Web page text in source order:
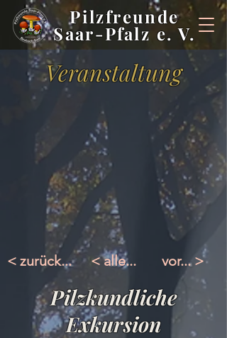
Pilzfreunde
Saar-Pfalz e. V.
Veranstaltung
< zurück... < alle... vor... >
Pilzkundliche
Exkursion